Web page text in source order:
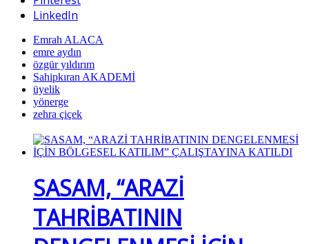
LinkedIn
Emrah ALACA
emre aydın
özgür yıldırım
Sahipkıran AKADEMİ
üyelik
yönerge
zehra çiçek
SASAM, “ARAZİ
TAHRİBATININ